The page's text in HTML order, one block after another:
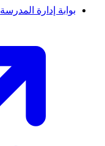
بوابة إدارة المدرسة